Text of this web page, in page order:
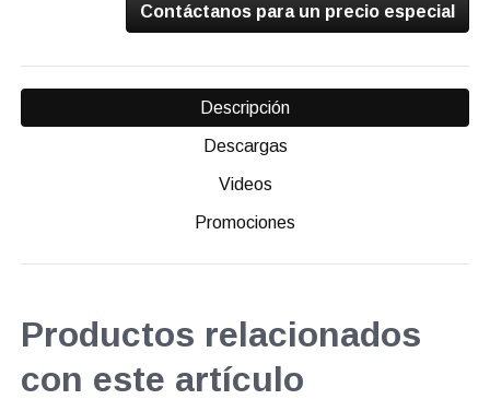
Contáctanos para un precio especial
Descripción
Descargas
Videos
Promociones
Productos relacionados
con este artículo